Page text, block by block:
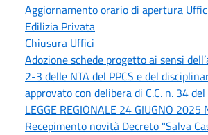
Aggiornamento orario di apertura
Edilizia Privata
Chiusura Uffici
Adozione schede progetto ai sensi
2-3 delle NTA del PPCS e del
approvato con delibera di C.C. n. 34
LEGGE REGIONALE 24 GIUGNO 2025
Recepimento novità Decreto "Salva